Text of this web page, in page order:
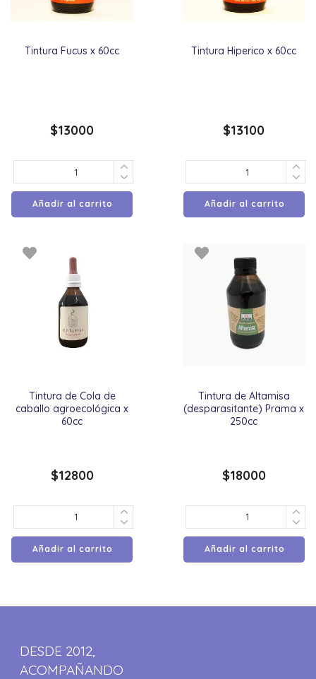
Tintura Fucus x 60cc
$13000
Añadir al carrito
Tintura Hiperico x 60cc
$13100
Añadir al carrito
Tintura de Cola de
caballo agroecológica x
60cc
$12800
Añadir al carrito
Tintura de Altamisa
(desparasitante) Prama x
250cc
$18000
Añadir al carrito
DESDE 2012,
ACOMPAÑANDO